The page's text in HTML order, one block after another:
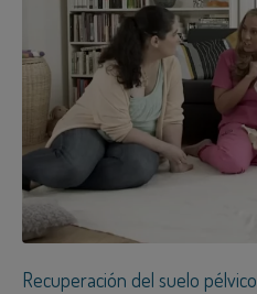
Recuperación del suelo pélvico